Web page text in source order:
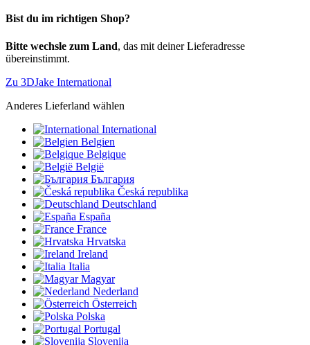
Bist du im richtigen Shop?
Bitte wechsle zum Land, das mit deiner Lieferadresse
übereinstimmt.
Zu 3DJake International
Anderes Lieferland wählen
International
Belgien
Belgique
België
България
Česká republika
Deutschland
España
France
Hrvatska
Ireland
Italia
Magyar
Nederland
Österreich
Polska
Portugal
Slovenija